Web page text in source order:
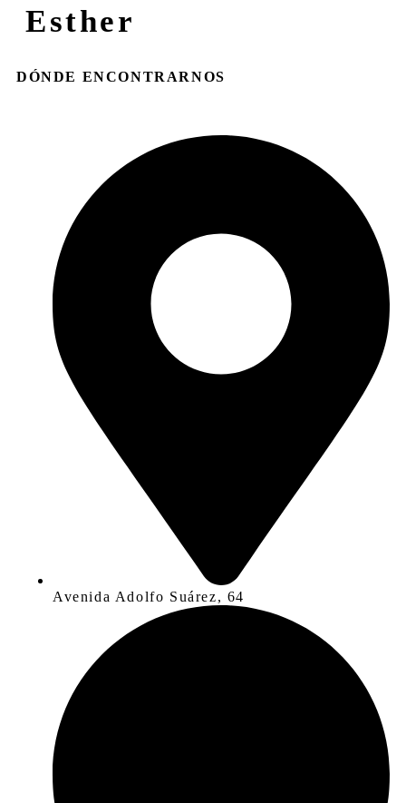
Esther
DÓNDE ENCONTRARNOS
Avenida Adolfo Suárez, 64